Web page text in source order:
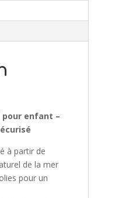
pour enfant –
à partir de
de la mer
pour un